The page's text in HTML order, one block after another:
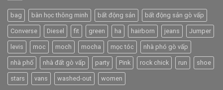
bag bàn học thông minh bất động sản bất động sản gò vấp
Converse Diesel fit green ha hairborn jeans Jumper
levis moc moch mocha mọc tóc nhà phó gò vấp
nhà phố nhà đất gò vấp party Pink rock chick run shoe
stars vans washed-out women